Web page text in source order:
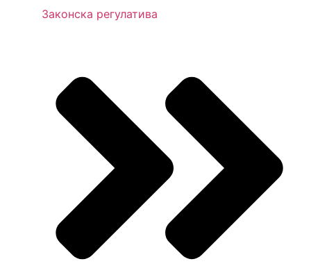
Законска регулатива